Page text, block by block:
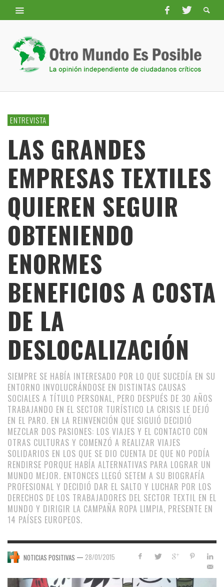
ENTREVISTA
LAS GRANDES
EMPRESAS TEXTILES
QUIEREN SEGUIR
OBTENIENDO
ENORMES
BENEFICIOS A COSTA
DE LA
DESLOCALIZACIÓN
SIEMPRE SE HABÍA INTERESADO POR LO QUE SUCEDÍA EN SU
ENTORNO INVOLUCRÁNDOSE EN DISTINTAS CAUSAS
SOCIALES A TÍTULO PERSONAL, PERO DESPUÉS DE 30 AÑOS
TRABAJANDO EN EL SECTOR TURÍSTICO LA CRISIS LE DEJÓ
EN EL PARO. EN LA REINVENCIÓN QUE SIGUIÓ DECIDIÓ
MEZCLAR DOS PASIONES: LOS VIAJES Y EL CONTACTO CON
OTRAS CULTURAS Y COMENZÓ A REALIZAR VIAJES
SOLIDARIOS EN LOS QUE SE DIO CUENTA DE QUE NO PODÍA
RENDIRSE PORQUE HABÍA ALTERNATIVAS PARA LOGRAR UN
MUNDO MEJOR. ENTONCES LLEGÓ SETEM A SU BIOGRAFÍA
PROFESIONAL Y DECIDIÓ DAR EL SALTO Y LUCHAR POR LOS
DERECHOS DE LOS TRABAJADORES DEL SECTOR TEXTIL EN EL
MUNDO Y DIRIGIR LA CAMPAÑA ROPA LIMPIA, PRESENTE EN
14 PAÍSES EUROPEOS.
NOTICIAS POSITIVAS — 28/01/2015